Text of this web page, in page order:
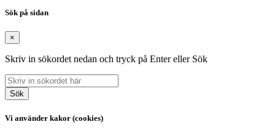
Sök på sidan
×
Skriv in sökordet nedan och tryck på Enter eller Sök
Sök
Vi använder kakor (cookies)